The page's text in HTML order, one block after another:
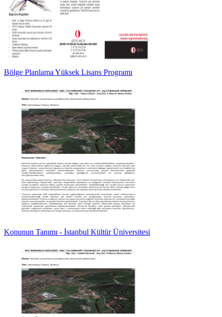
Bölge Planlama Yüksek Lisans Programı
Konunun Tanımı - İstanbul Kültür Üniversitesi